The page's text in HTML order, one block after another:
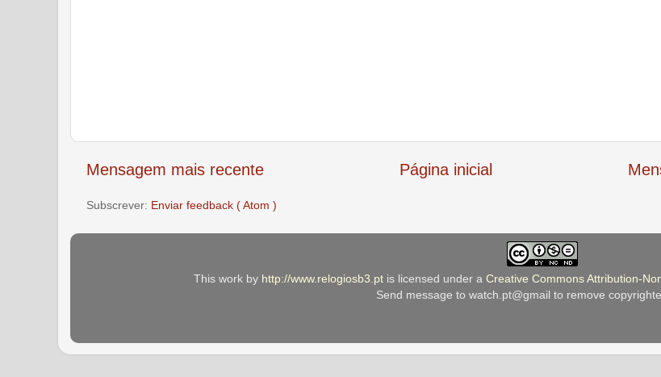
Mensagem mais recente Página inicial
Subscrever: Enviar feedback ( Atom )
This work by http://www.relogiosb3.ptis licensed under a Creative Commons Attribution-
Send message to watch.pt@gmail to remove